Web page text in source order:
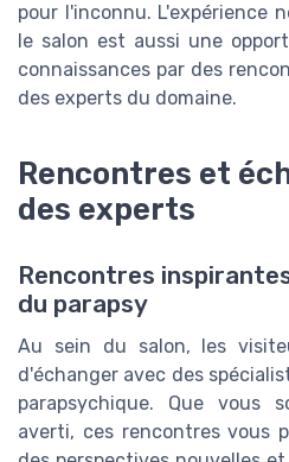
pour l'inconnu. L'expérience
le salon est aussi une
connaissances par des
des experts du domaine.
Rencontres et
des experts
Rencontres
du parapsy
Au sein du salon, les
d'échanger avec des
parapsychique. Que vous
averti, ces rencontres vous